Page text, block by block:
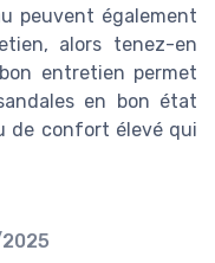
peuvent également
alors tenez-en
entretien permet
en bon état
de confort élevé qui